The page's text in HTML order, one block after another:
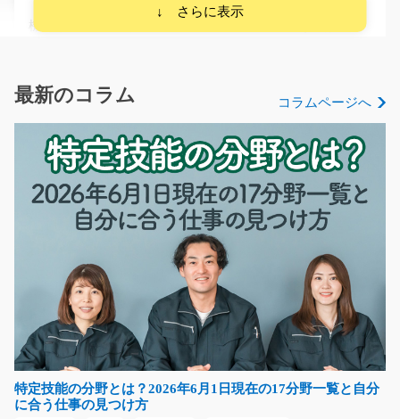
機械が加工してくれるので機械にセットしたあとは見て
時給1150円～
気になる
データ入力や電話対応の事務作業 /y01_01286
☆未経験の方も大歓迎☆人気のオフィス作業です♪パソコ
ンでのデータ入力や電…
長期（3ヶ月以上）
時給1200円～
愛知県津島市
気になる
最新のコラム コラムページへ
特定技能の分野とは？2026年6月1日現在の17分野一覧と自分
に合う仕事の見つけ方